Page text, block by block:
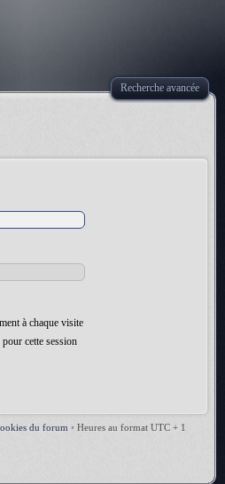
Recherche avancée
à chaque visite
cette session
du forum • Heures au format UTC + 1